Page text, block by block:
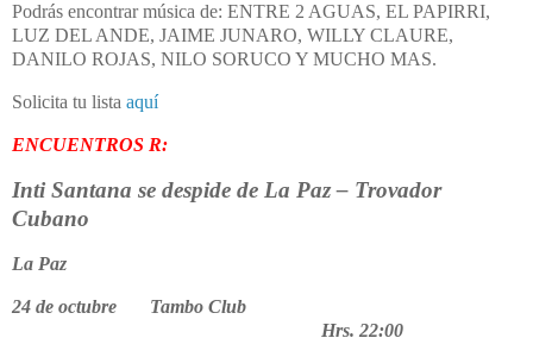
Podrás encontrar música de: ENTRE 2 AGUAS, EL PAPIRRI,
LUZ DEL ANDE, JAIME JUNARO, WILLY CLAURE,
DANILO ROJAS, NILO SORUCO Y MUCHO MAS.
Solicita tu lista aquí
ENCUENTROS R:
Inti Santana se despide de La Paz – Trovador
Cubano
La Paz
24 de octubre Tambo Club
Hrs. 22:00